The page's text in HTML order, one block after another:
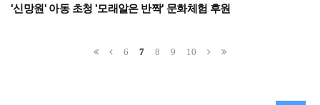
'신망원' 아동 초청 '모래알은 반짝' 문화체험 후원
6 7 8 9 10